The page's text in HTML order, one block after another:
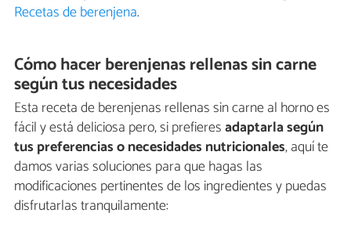
Recetas de berenjena.
Cómo hacer berenjenas rellenas sin carne
según tus necesidades
Esta receta de berenjenas rellenas sin carne al horno es
fácil y está deliciosa pero, si prefieresadaptarla según
tus preferencias o necesidades nutricionales, aquí te
damos varias soluciones para que hagas las
modificaciones pertinentes de los ingredientes y puedas
disfrutarlas tranquilamente: